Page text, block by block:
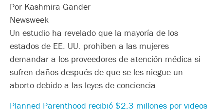
Por Kashmira Gander
Newsweek
Un estudio ha revelado que la mayoría de los
estados de EE. UU. prohíben a las mujeres
demandar a los proveedores de atención médica si
sufren daños después de que se les niegue un
aborto debido a las leyes de conciencia.
Planned Parenthood recibió $2.3 millones por videos